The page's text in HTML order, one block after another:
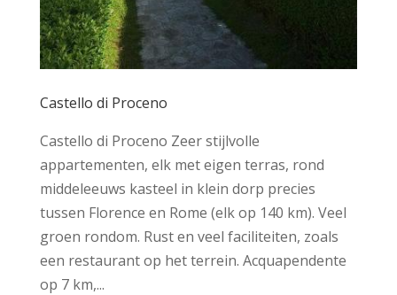
Castello di Proceno
Castello di Proceno Zeer stijlvolle
appartementen, elk met eigen terras, rond
middeleeuws kasteel in klein dorp precies
tussen Florence en Rome (elk op 140 km). Veel
groen rondom. Rust en veel faciliteiten, zoals
een restaurant op het terrein. Acquapendente
op 7 km,...